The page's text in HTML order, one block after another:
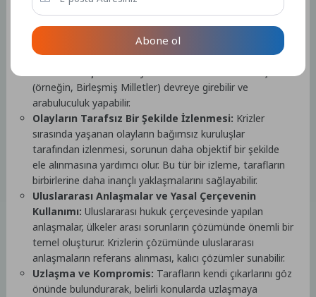
yapılması, sorunların karşılıklı anlayışla ele alınmasına
yardımcı olur.
Üçüncü Tarafın Rolü:Bazen tarafların kendi
aralarındaki sorunları çözmeleri zor olabilir. Bu durumda,
(örneğin, Birleşmiş Milletler) devreye girebilir ve
arabuluculuk yapabilir.
Olayların Tarafsız Bir Şekilde İzlenmesi: Krizler
sırasında yaşanan olayların bağımsız kuruluşlar
tarafından izlenmesi, sorunun daha objektif bir şekilde
ele alınmasına yardımcı olur. Bu tür bir izleme, tarafların
birbirlerine daha inançlı yaklaşmalarını sağlayabilir.
Uluslararası Anlaşmalar ve Yasal Çerçevenin
Kullanımı: Uluslararası hukuk çerçevesinde yapılan
anlaşmalar, ülkeler arası sorunların çözümünde önemli bir
temel oluşturur. Krizlerin çözümünde uluslararası
anlaşmaların referans alınması, kalıcı çözümler sunabilir.
Uzlaşma ve Kompromis: Tarafların kendi çıkarlarını göz
önünde bulundurarak, belirli konularda uzlaşmaya
Abone ol